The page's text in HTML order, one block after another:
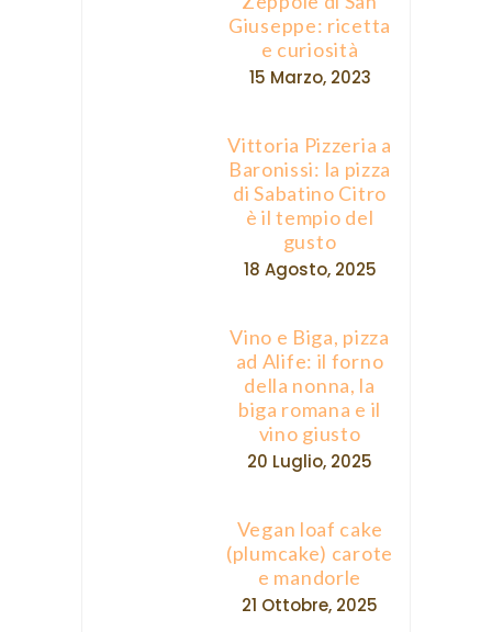
Giuseppe: ricetta
e curiosità
15 Marzo, 2023
Vittoria Pizzeria a
Baronissi: la pizza
di Sabatino Citro
è il tempio del
gusto
18 Agosto, 2025
Vino e Biga, pizza
ad Alife: il forno
della nonna, la
biga romana e il
vino giusto
20 Luglio, 2025
Vegan loaf cake
(plumcake) carote
e mandorle
21 Ottobre, 2025